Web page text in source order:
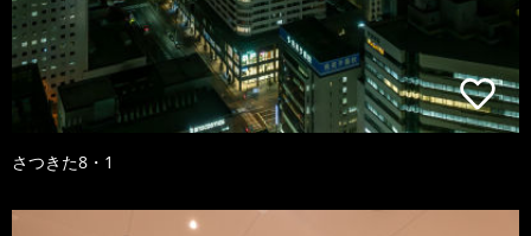
さつきた8・1